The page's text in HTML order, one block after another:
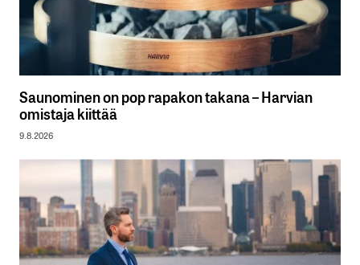
Saunominen on pop rapakon takana – Harvian
omistaja kiittää
9.8.2026